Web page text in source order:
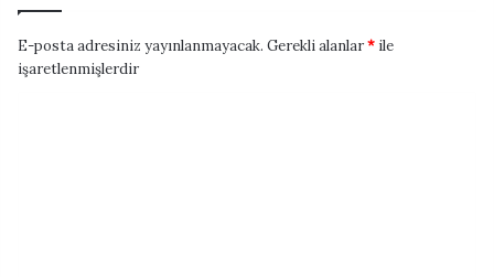
E-posta adresiniz yayınlanmayacak. Gerekli alanlar* ile
işaretlenmişlerdir